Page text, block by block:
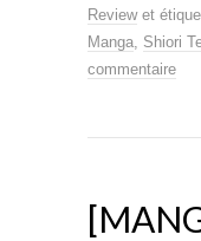
Reviewet
Manga, Shiori
commentaire